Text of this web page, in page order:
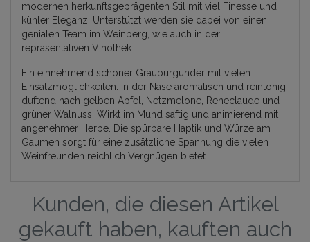
modernen herkunftsgeprägenten Stil mit viel Finesse und
kühler Eleganz. Unterstützt werden sie dabei von einen
genialen Team im Weinberg, wie auch in der
repräsentativen Vinothek.
Ein einnehmend schöner Grauburgunder mit vielen
Einsatzmöglichkeiten. In der Nase aromatisch und reintönig
duftend nach gelben Apfel, Netzmelone, Reneclaude und
grüner Walnuss. Wirkt im Mund saftig und animierend mit
angenehmer Herbe. Die spürbare Haptik und Würze am
Gaumen sorgt für eine zusätzliche Spannung die vielen
Weinfreunden reichlich Vergnügen bietet.
Kunden, die diesen Artikel
gekauft haben, kauften auch